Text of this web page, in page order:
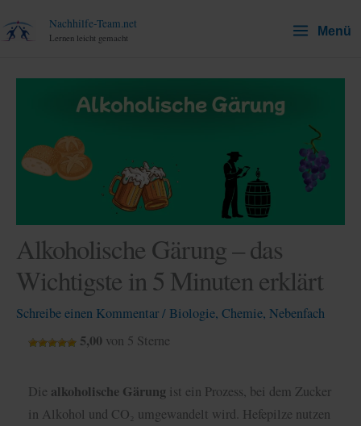
Inhalt
Nachhilfe-Team.net
Lernen leicht gemacht Menü
Alkoholische Gärung – das
Wichtigste in 5 Minuten erklärt
Schreibe einen Kommentar/ Biologie, Chemie, Nebenfach
5,00 von 5 Sterne
Die alkoholische Gärung ist ein Prozess, bei dem Zucker
in Alkohol und CO₂ umgewandelt wird. Hefepilze nutzen